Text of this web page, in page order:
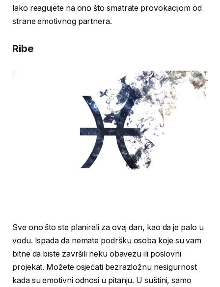
lako reagujete na ono što smatrate provokacijom od
strane emotivnog partnera.
Ribe
Sve ono što ste planirali za ovaj dan, kao da je palo u
vodu. Ispada da nemate podršku osoba koje su vam
bitne da biste završili neku obavezu ili poslovni
projekat. Možete osjećati bezrazložnu nesigurnost
kada su emotivni odnosi u pitanju. U suštini, samo